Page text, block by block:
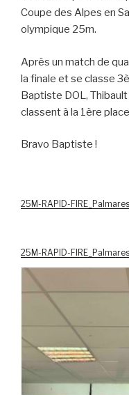
Coupe des Alpes en
olympique 25m.
Après un match de
la finale et se classe
Baptiste DOL,
classent à la 1ère
Bravo Baptiste !
25M-RAPID-
25M-RAPID-